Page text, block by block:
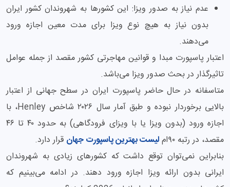
عدم نیاز به صدور ویزا: این کشورها به شهروندان کشور ایران
بدون نیاز به هیچ نوع ویزا برای مدت معین اجازه ورود
می‌دهند.
اعتبار پاسپورت مبدا و قوانین مهاجرتی کشور مقصد از جمله عوامل
تاثیرگذار در بحث صدور ویزا می‌باشد.
متاسفانه در حال حاضر پاسپورت ایران در سطح جهانی از اعتبار
بالایی برخوردار نبوده و طبق آمار سال ۲۰۲۶ شاخص Henley، با
اجازه ورود (بدون ویزا یا با ویزای فرودگاهی) به حدود ۴۰ تا ۴۶
مقصد، در رتبه ۹۰ام
لیست بهترین پاسپورت جهان قرار دارد.
بنابراین نمی‌توان توقع داشت که کشورهای زیادی به شهروندان
ایرانی بدون ارائه ویزا اجازه ورود دهند. در ادامه می‌بینیم که